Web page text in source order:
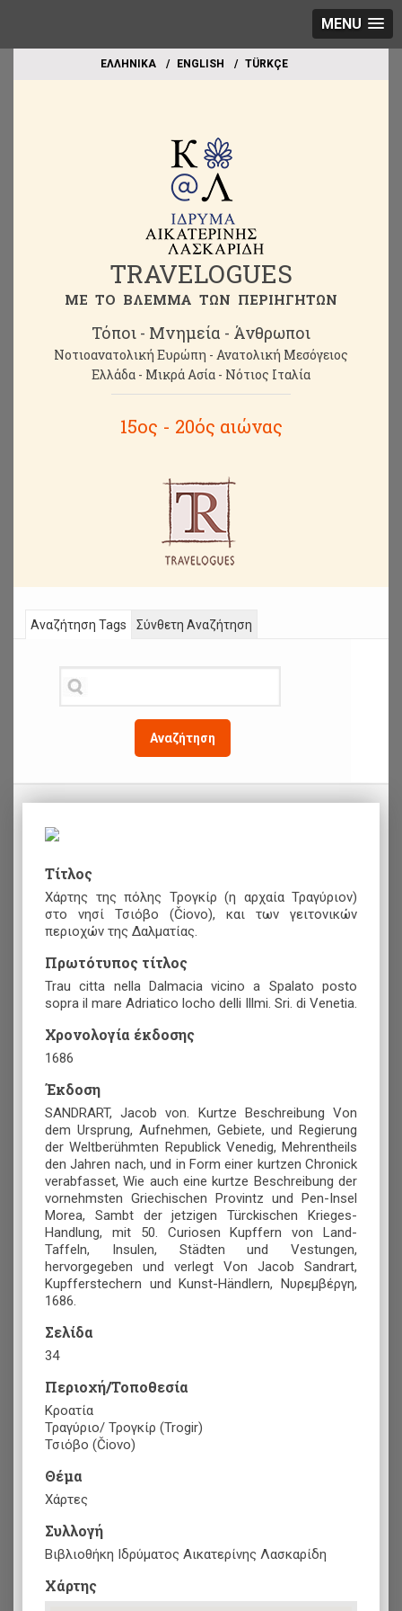
MENU
EΛΛΗΝΙΚΑ ΕΝGLISH TÜRKÇE
TRAVELOGUES
ME TO BΛΕΜΜΑ ΤΩΝ ΠΕΡΙΗΓΗΤΩΝ
Τόποι - Μνημεία - Άνθρωποι
Νοτιοανατολική Ευρώπη - Ανατολική Μεσόγειος
Ελλάδα - Μικρά Ασία - Νότιος Ιταλία
15ος - 20ός αιώνας
Αναζήτηση Tags
Αναζήτηση
Σύνθετη Αναζήτηση
Τίτλος
Χάρτης της πόλης Τρογκίρ (η αρχαία Τραγύριον)
στο νησί Τσιόβο (Čiovo), και των γειτονικών
περιοχών της Δαλματίας.
Πρωτότυπος τίτλος
Trau citta nella Dalmacia vicino a Spalato posto
sopra il mare Adriatico locho delli Illmi. Sri. di Venetia.
Χρονολογία έκδοσης
1686
Έκδοση
SANDRART, Jacob von. Kurtze Beschreibung Von
dem Ursprung, Aufnehmen, Gebiete, und Regierung
der Weltberühmten Republick Venedig, Mehrentheils
den Jahren nach, und in Form einer kurtzen Chronick
verabfasset, Wie auch eine kurtze Beschreibung der
vornehmsten Griechischen Provintz und Pen-Insel
Morea, Sambt der jetzigen Türckischen Krieges-
Handlung, mit 50. Curiosen Kupffern von Land-
Taffeln, Insulen, Städten und Vestungen,
hervorgegeben und verlegt Von Jacob Sandrart,
Kupfferstechern und Kunst-Händlern, Νυρεμβέργη,
1686.
Σελίδα
34
Περιοχή/Τοποθεσία
Κροατία
Τραγύριο/ Τρογκίρ (Trogir)
Τσιόβο (Čiovo)
Θέμα
Χάρτες
Συλλογή
Βιβλιοθήκη Ιδρύματος Αικατερίνης Λασκαρίδη
Xάρτης